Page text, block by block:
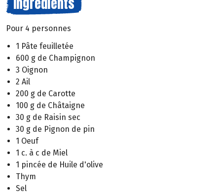
Pour 4 personnes
1 Pâte feuilletée
600 g de Champignon
3 Oignon
2 Ail
200 g de Carotte
100 g de Châtaigne
30 g de Raisin sec
30 g de Pignon de pin
1 Oeuf
1 c. à c de Miel
1 pincée de Huile d'olive
Thym
Sel